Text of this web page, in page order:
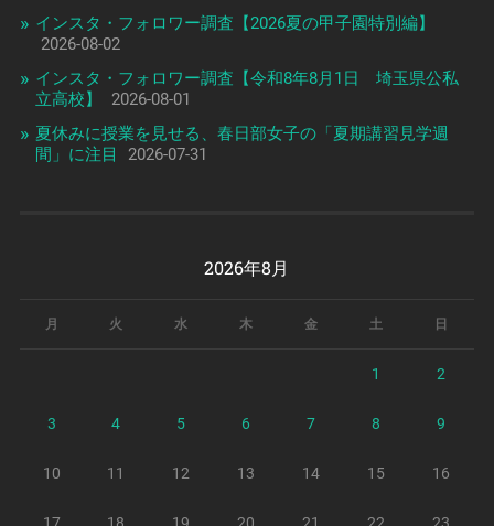
インスタ・フォロワー調査【2026夏の甲子園特別編】
2026-08-02
インスタ・フォロワー調査【令和8年8月1日 埼玉県公私
立高校】
2026-08-01
夏休みに授業を見せる、春日部女子の「夏期講習見学週
間」に注目
2026-07-31
2026年8月
月 火 水 木 金 土 日
1 2
3 4 5 6 7 8 9
10 11 12 13 14 15 16
17 18 19 20 21 22 23